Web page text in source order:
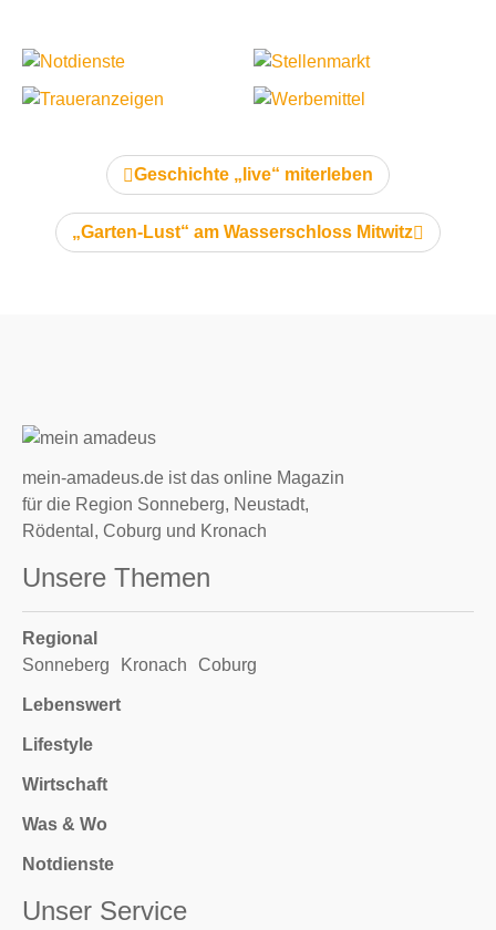
vorheriger Artikel:
Geschichte „live“ miterleben
nächster Artikel:
„Garten-Lust“ am Wasserschloss Mitwitz
mein-amadeus.de ist das online Magazin
für die Region Sonneberg, Neustadt,
Rödental, Coburg und Kronach
Unsere Themen
Regional
Sonneberg
Kronach Coburg
Lebenswert
Lifestyle
Wirtschaft
Was & Wo
Notdienste
Unser Service